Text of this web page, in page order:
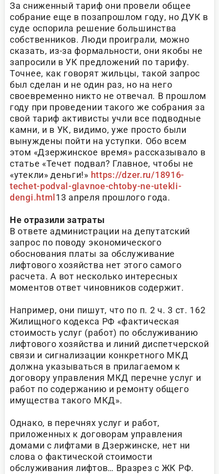
За сниженный тариф они провели общее
собрание еще в позапрошлом году, но ДУК в
суде оспорила решение большинства
собственников. Люди проиграли, можно
сказать, из-за формальности, они якобы не
запросили в УК предложений по тарифу.
Точнее, как говорят жильцы, такой запрос
был сделан и не один раз, но на него
своевременно никто не отвечал. В прошлом
году при проведении такого же собрания за
свой тариф активисты учли все подводные
камни, и в УК, видимо, уже просто были
вынуждены пойти на уступки. Обо всем
этом «Дзержинское время» рассказывало в
статье «Течет подвал? Главное, чтобы не
«утекли» деньги!» https://dzer.ru/18916-
techet-podval-glavnoe-chtoby-ne-utekli-
dengi.html 13 апреля прошлого года.
Не отразили затраты
В ответе администрации на депутатский
запрос по поводу экономического
обоснования платы за обслуживание
лифтового хозяйства нет этого самого
расчета. А вот несколько интересных
моментов ответ чиновников содержит.
Например, они пишут, что по п. 2 ч. 3 ст. 162
Жилищного кодекса РФ «фактическая
стоимость услуг (работ) по обслуживанию
лифтового хозяйства и линий диспетчерской
связи и сигнализации конкретного МКД
должна указываться в прилагаемом к
договору управления МКД перечне услуг и
работ по содержанию и ремонту общего
имущества такого МКД».
Однако, в перечнях услуг и работ,
приложенных к договорам управления
домами с лифтами в Дзержинске, нет ни
слова о фактической стоимости
обслуживания лифтов… Вразрез с ЖК РФ.